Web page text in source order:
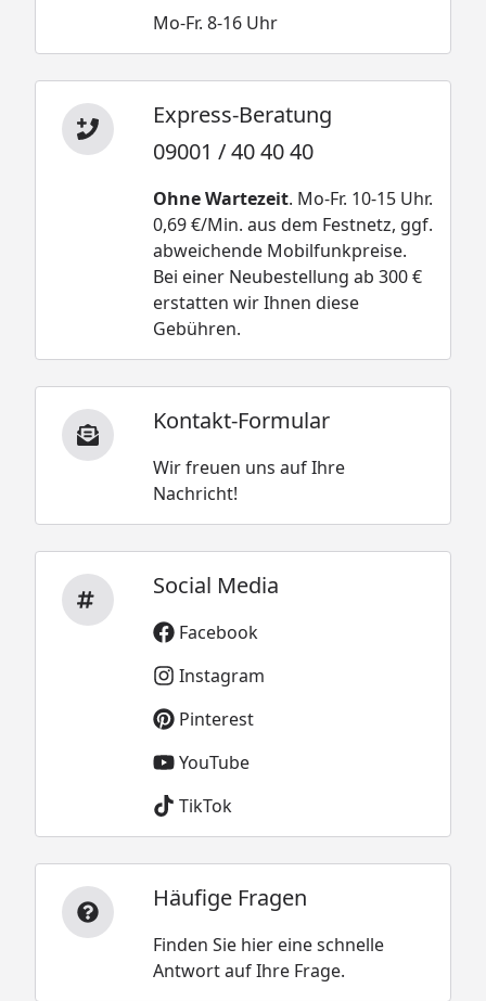
Mo-Fr. 8-16 Uhr
Express-Beratung
09001 / 40 40 40
Ohne Wartezeit. Mo-Fr. 10-15 Uhr.
0,69 €/Min. aus dem Festnetz, ggf.
abweichende Mobilfunkpreise.
Bei einer Neubestellung ab 300 €
erstatten wir Ihnen diese
Gebühren.
Kontakt-Formular
Wir freuen uns auf Ihre
Nachricht!
Social Media
Facebook
Instagram
Pinterest
YouTube
TikTok
Häufige Fragen
Finden Sie hier eine schnelle
Antwort auf Ihre Frage.